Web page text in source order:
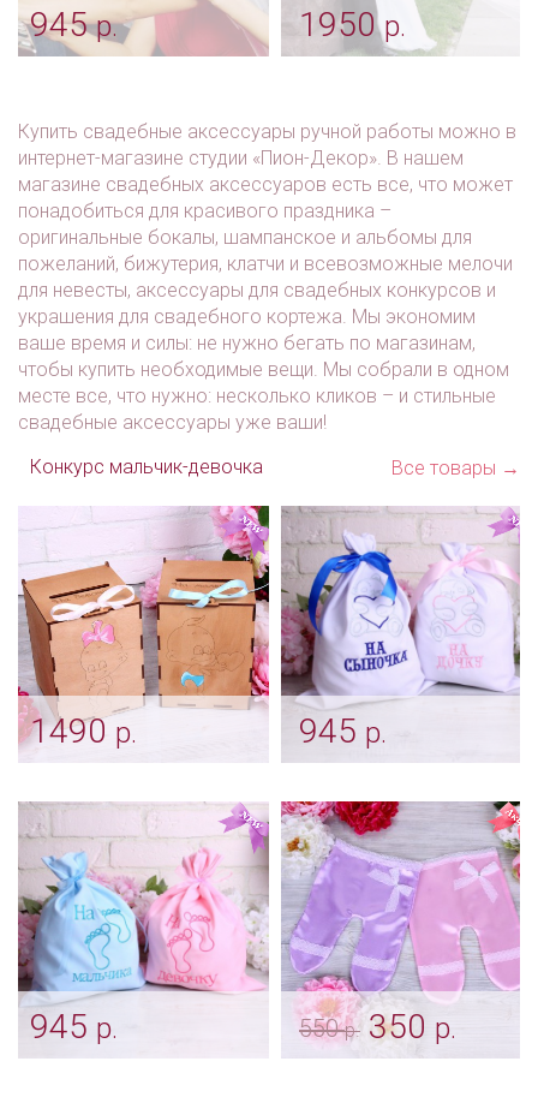
945р. 1950р.
Купить свадебные аксессуары ручной работы можно в
интернет-магазине студии «Пион-Декор». В нашем
магазине свадебных аксессуаров есть все, что может
понадобиться для красивого праздника –
оригинальные бокалы, шампанское и альбомы для
пожеланий, бижутерия, клатчи и всевозможные мелочи
для невесты, аксессуары для свадебных конкурсов и
украшения для свадебного кортежа. Мы экономим
ваше время и силы: не нужно бегать по магазинам,
чтобы купить необходимые вещи. Мы собрали в одном
месте все, что нужно: несколько кликов – и стильные
свадебные аксессуары уже ваши!
Все товары →
Конкурс мальчик-девочка
1490 р.
на конкурс "Дочки-
сыночки"
Арт: boy_0032
945 р.
конкурс "Дочка или
Сыночек"
Арт: boy_0022
945 р. 550р. 350 р.